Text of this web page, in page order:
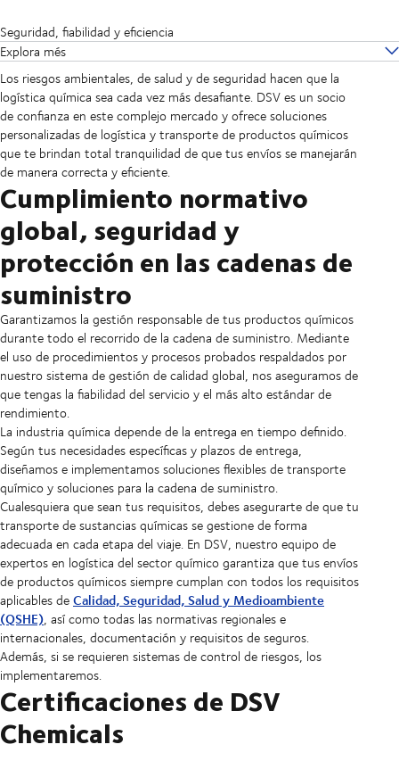
Seguridad, fiabilidad y eficiencia
Explora més
Los riesgos ambientales, de salud y de seguridad hacen que la
logística química sea cada vez más desafiante. DSV es un socio
de confianza en este complejo mercado y ofrece soluciones
personalizadas de logística y transporte de productos químicos
que te brindan total tranquilidad de que tus envíos se manejarán
de manera correcta y eficiente.
Cumplimiento normativo
global, seguridad y
protección en las cadenas de
suministro
Garantizamos la gestión responsable de tus productos químicos
durante todo el recorrido de la cadena de suministro. Mediante
el uso de procedimientos y procesos probados respaldados por
nuestro sistema de gestión de calidad global, nos aseguramos de
que tengas la fiabilidad del servicio y el más alto estándar de
rendimiento.
La industria química depende de la entrega en tiempo definido.
Según tus necesidades específicas y plazos de entrega,
diseñamos e implementamos soluciones flexibles de transporte
químico y soluciones para la cadena de suministro.
Cualesquiera que sean tus requisitos, debes asegurarte de que tu
transporte de sustancias químicas se gestione de forma
adecuada en cada etapa del viaje. En DSV, nuestro equipo de
expertos en logística del sector químico garantiza que tus envíos
de productos químicos siempre cumplan con todos los requisitos
aplicables deCalidad, Seguridad, Salud y Medioambiente
(QSHE), así como todas las normativas regionales e
internacionales, documentación y requisitos de seguros.
Además, si se requieren sistemas de control de riesgos, los
implementaremos.
Certificaciones de DSV
Chemicals